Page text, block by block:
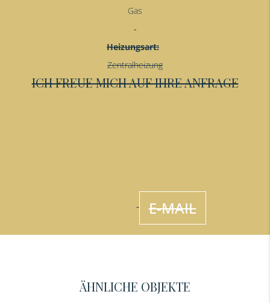
Gas
Heizungsart:
Zentralheizung
ICH FREUE MICH AUF IHRE ANFRAGE
E-MAIL
ÄHNLICHE OBJEKTE